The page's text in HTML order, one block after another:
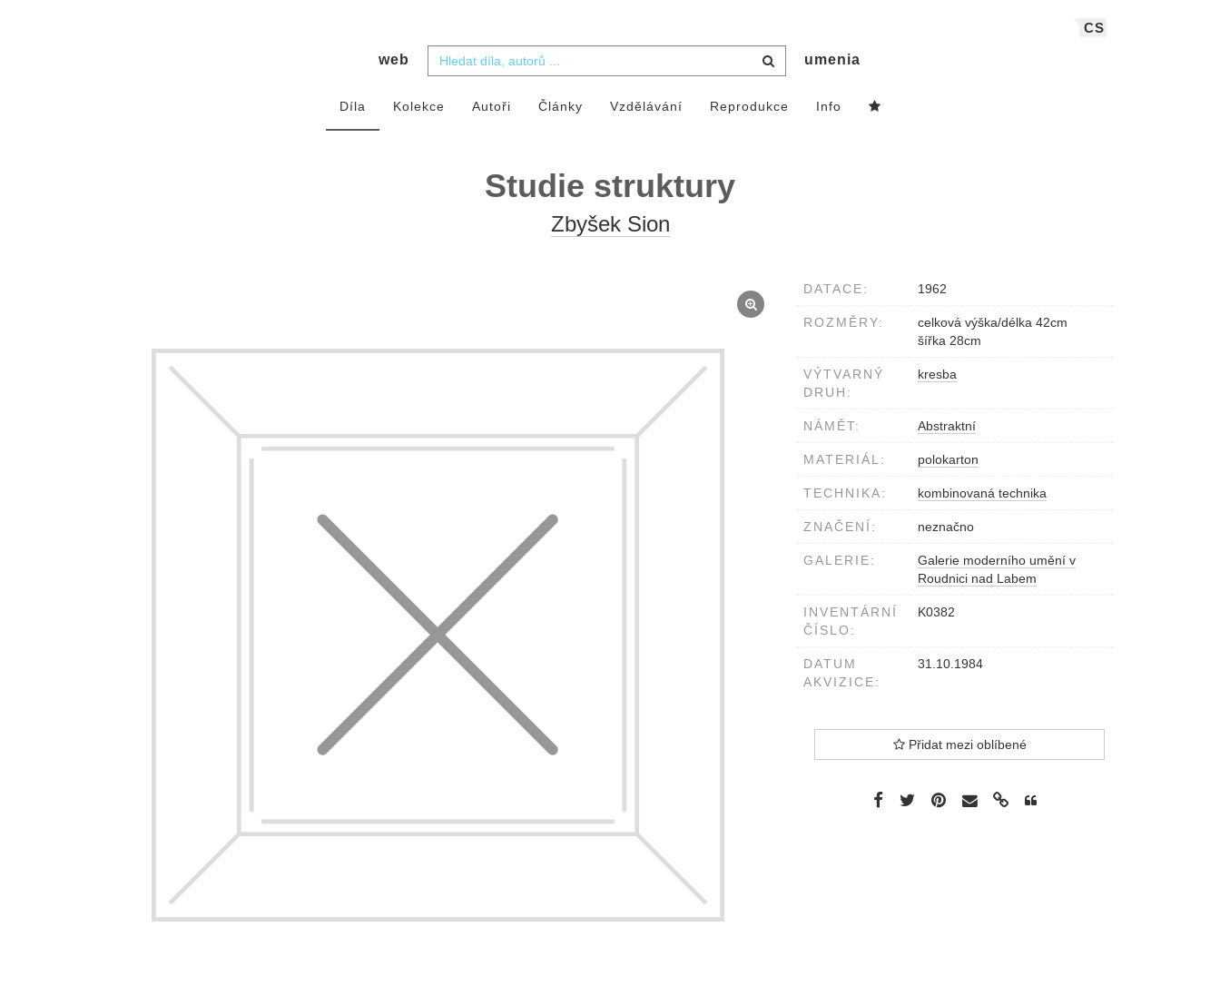
CS
web umenia
Díla Kolekce Autoři Články Vzdělávání Reprodukce Info
Studie struktury
Zbyšek Sion
DATACE: 1962
ROZMĚRY:
celková výška/délka 42cm
šířka 28cm
VÝTVARNÝ
DRUH:
kresba
NÁMĚT: Abstraktní
MATERIÁL: polokarton
TECHNIKA: kombinovaná technika
ZNAČENÍ: neznačno
GALERIE:
Galerie moderního umění v
Roudnici nad Labem
INVENTÁRNÍ
ČÍSLO:
K0382
DATUM
AKVIZICE:
31.10.1984
Přidat mezi oblíbené